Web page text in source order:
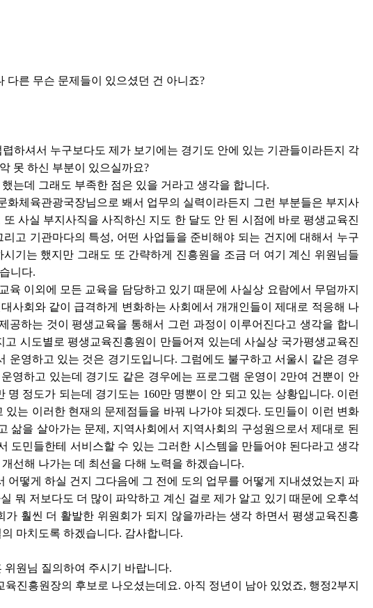
다른 무슨 문제들이 있으셨던 건 아니죠?
하셔서 누구보다도 제가 보기에는 경기도 안에 있는 기관들이라든지 각
못 하신 부분이 있으실까요?
는데 그래도 부족한 점은 있을 거라고 생각을 합니다.
체육관광국장님으로 봬서 업무의 실력이라든지 그런 부분들은 부지사
사실 부지사직을 사직하신 지도 한 달도 안 된 시점에 바로 평생교육진
고 기관마다의 특성, 어떤 사업들을 준비해야 되는 건지에 대해서 누구
기는 했지만 그래도 또 간략하게 진흥원을 조금 더 여기 계신 위원님들
니다.
육 이외에 모든 교육을 담당하고 있기 때문에 사실상 요람에서 무덤까지
사회와 같이 급격하게 변화하는 사회에서 개개인들이 제대로 적응해 나
하는 것이 평생교육을 통해서 그런 과정이 이루어진다고 생각을 합니
시도별로 평생교육진흥원이 만들어져 있는데 사실상 국가평생교육진
영하고 있는 것은 경기도입니다. 그럼에도 불구하고 서울시 같은 경우
영하고 있는데 경기도 같은 경우에는 프로그램 운영이 2만여 건뿐이 안
정도가 되는데 경기도는 160만 명뿐이 안 되고 있는 상황입니다. 이런
는 이러한 현재의 문제점들을 바꿔 나가야 되겠다. 도민들이 이런 변화
을 살아가는 문제, 지역사회에서 지역사회의 구성원으로서 제대로 된
도민들한테 서비스할 수 있는 그러한 시스템을 만들어야 된다라고 생각
선해 나가는 데 최선을 다해 노력을 하겠습니다.
떻게 하실 건지 그다음에 그 전에 도의 업무를 어떻게 지내셨었는지 파
뭐 저보다도 더 많이 파악하고 계신 걸로 제가 알고 있기 때문에 오후석
훨씬 더 활발한 위원회가 되지 않을까라는 생각 하면서 평생교육진흥
마치도록 하겠습니다. 감사합니다.
원님 질의하여 주시기 바랍니다.
진흥원장의 후보로 나오셨는데요. 아직 정년이 남아 있었죠, 행정2부지